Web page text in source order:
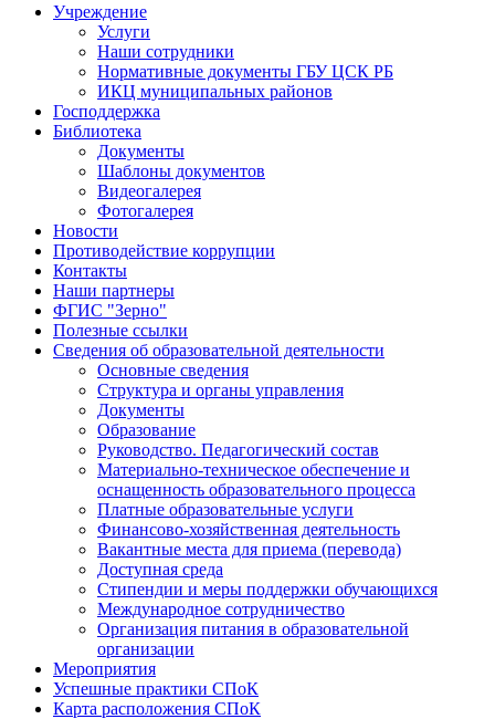
Учреждение
Услуги
Наши сотрудники
Нормативные документы ГБУ ЦСК РБ
ИКЦ муниципальных районов
Господдержка
Библиотека
Документы
Шаблоны документов
Видеогалерея
Фотогалерея
Новости
Противодействие коррупции
Контакты
Наши партнеры
ФГИС "Зерно"
Полезные ссылки
Сведения об образовательной деятельности
Основные сведения
Структура и органы управления
Документы
Образование
Руководство. Педагогический состав
Материально-техническое обеспечение и
оснащенность образовательного процесса
Платные образовательные услуги
Финансово-хозяйственная деятельность
Вакантные места для приема (перевода)
Доступная среда
Стипендии и меры поддержки обучающихся
Международное сотрудничество
Организация питания в образовательной
организации
Мероприятия
Успешные практики СПоК
Карта расположения СПоК